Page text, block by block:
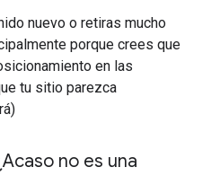
nuevo o retiras mucho
porque crees que
en las
tu sitio parezca
no es una